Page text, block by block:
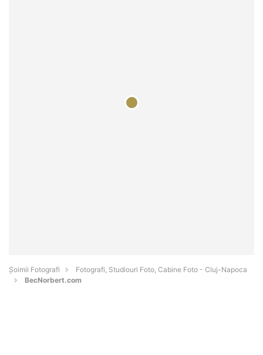
Șoimii Fotografi
Fotografi, Studiouri Foto, Cabine Foto - Cluj-Napoca
BecNorbert.com